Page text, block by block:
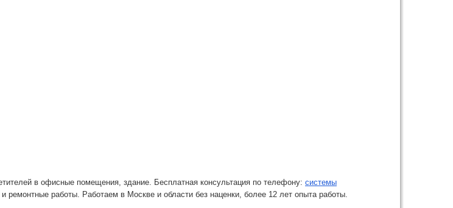
в офисные помещения, здание. Бесплатная консультация по телефону: системы
ремонтные работы. Работаем в Москве и области без наценки, более 12 лет опыта работы.